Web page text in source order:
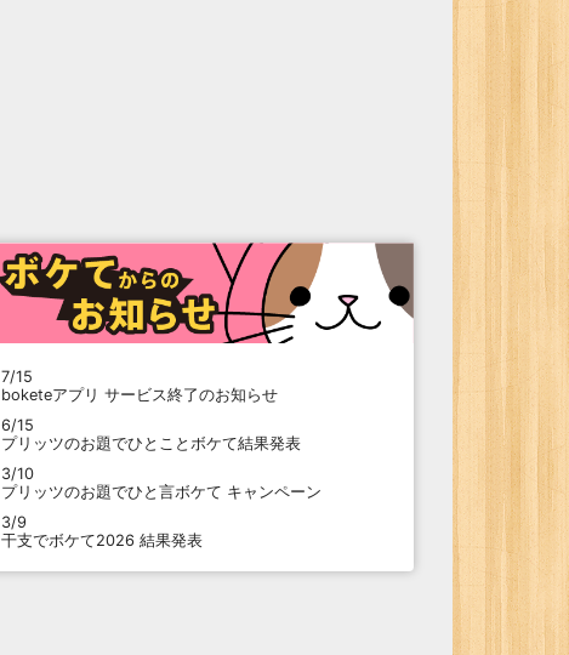
7/15
boketeアプリ サービス終了のお知らせ
6/15
プリッツのお題でひとことボケて結果発表
3/10
プリッツのお題でひと言ボケて キャンペーン
3/9
干支でボケて2026 結果発表